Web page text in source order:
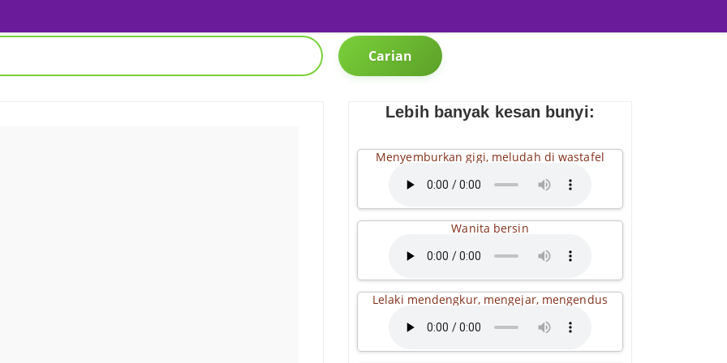
Carian
Lebih banyak kesan bunyi:
Menyemburkan gigi, meludah di wastafel
Wanita bersin
Lelaki mendengkur, mengejar, mengendus